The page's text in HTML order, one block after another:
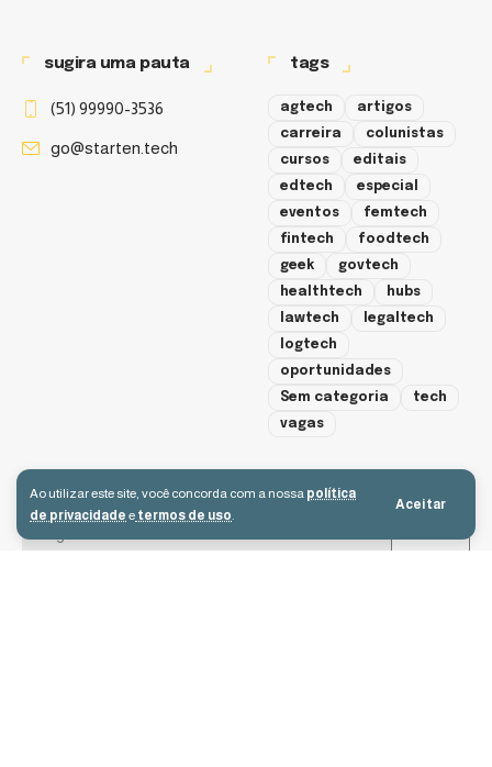
Ao utilizar este site, você concorda com a nossa política
de privacidade e termos de uso.
Aceitar
sugira uma pauta
(51) 99990-3536
go@starten.tech
tags
agtech
artigos
carreira
colunistas
cursos
editais
edtech
especial
eventos
femtech
fintech
foodtech
geek
govtech
healthtech
hubs
lawtech
legaltech
logtech
oportunidades
Sem categoria
tech
vagas